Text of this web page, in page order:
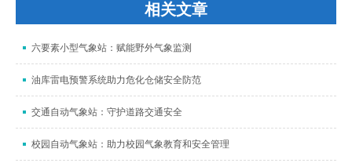
相关文章
六要素小型气象站：赋能野外气象监测
油库雷电预警系统助力危化仓储安全防范
交通自动气象站：守护道路交通安全
校园自动气象站：助力校园气象教育和安全管理